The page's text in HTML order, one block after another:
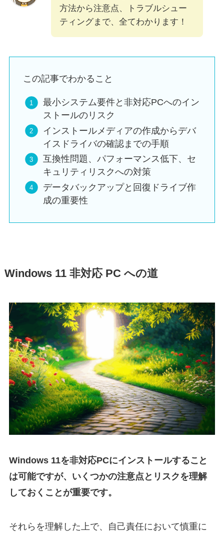
方法から注意点、トラブルシュー
ティングまで、全てわかります！
この記事でわかること
最小システム要件と非対応PCへのイン
ストールのリスク
インストールメディアの作成からデバ
イスドライバの確認までの手順
互換性問題、パフォーマンス低下、セ
キュリティリスクへの対策
データバックアップと回復ドライブ作
成の重要性
Windows 11 非対応 PC への道
Windows 11を非対応PCにインストールすること
は可能ですが、いくつかの注意点とリスクを理解
しておくことが重要です。
それらを理解した上で、自己責任において慎重に